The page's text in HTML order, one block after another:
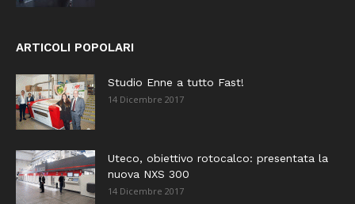
ARTICOLI POPOLARI
Studio Enne a tutto Fast!
14 Dicembre 2017
Uteco, obiettivo rotocalco: presentata la
nuova NXS 300
14 Dicembre 2017